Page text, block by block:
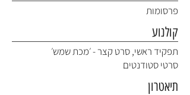
פרסומות
קולנוע
תפקיד ראשי, סרט קצר - ׳מכת שמש׳
סרטי סטודנטים
תיאטרון